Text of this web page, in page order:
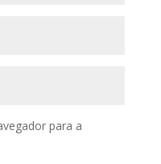
para a